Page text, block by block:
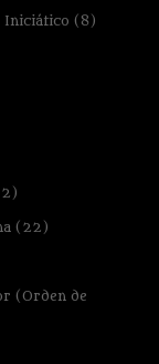
Iniciático (8)
(22)
(Orden de